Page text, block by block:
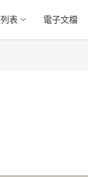
表 電子文檔